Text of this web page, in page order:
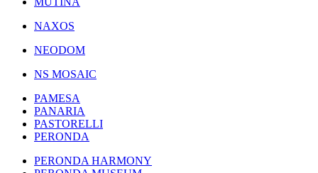
NAXOS
NEODOM
NS MOSAIC
PAMESA
PANARIA
PASTORELLI
PERONDA
PERONDA HARMONY